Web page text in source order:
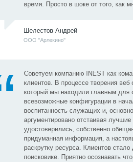
время. Просто в шоке от того, как
Шелестов Андрей
ООО "Арлекино"
Советуем компанию INEST как
клиентов. В процессе творения
который мы находили главным для
всевозможные конфигурации в
воспитанность служащих и,
аргументировано отстаивая
удостоверились, собственно
придуманная информация, а
раскрутку ресурса. Клиентов
поисковике. Приятно осознавать